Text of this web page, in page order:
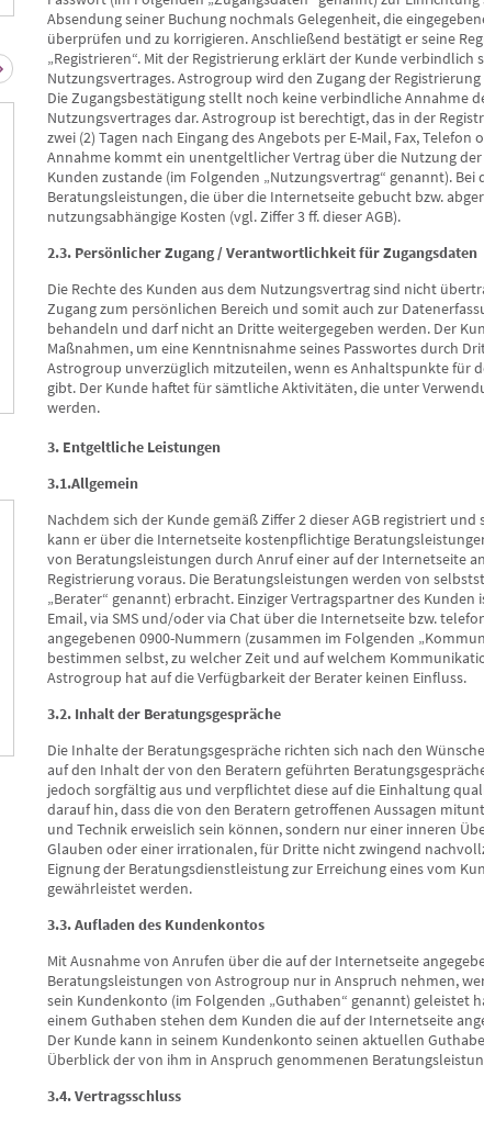
Mia M
PIN: 940
Bewertungen: 409
Anrufen
Immer ein Erfolg mit ihr zu reden,
fragen. Tut einfach nur so gut, egal
um was es geht. Fragte wegen einer
Fahrt und jetzt habe kein schlechtes
Gewissen mehr und ist leichter jetzt.
Nebenbei wurde Genick, Schulter
gerichtet und noch mehr. Kann Sie
nur von ganzem Herzen weiter
Umarmung. DIE BESTE.
Seelenrose
PIN: 272
Bewertungen: 144
Anrufen
erstgespräch, ich wünsche mir das du
recht hast und ich dir ein
eingetroffen schreiben darf. Vom
Herzen ❤️ danke ☺️
Absendung seiner Buchung nochmals Gelegenheit, die
überprüfen und zu korrigieren. Anschließend bestätigt er seine
„Registrieren“. Mit der Registrierung erklärt der Kunde verbindlich
Nutzungsvertrages. Astrogroup wird den Zugang der
Die Zugangsbestätigung stellt noch keine verbindliche Annahme
Nutzungsvertrages dar. Astrogroup ist berechtigt, das in der
zwei (2) Tagen nach Eingang des Angebots per E-Mail, Fax,
Annahme kommt ein unentgeltlicher Vertrag über die Nutzung
Kunden zustande (im Folgenden „Nutzungsvertrag“ genannt).
Beratungsleistungen, die über die Internetseite gebucht bzw.
nutzungsabhängige Kosten (vgl. Ziffer 3 ff. dieser AGB).
2.3. Persönlicher Zugang / Verantwortlichkeit für Zugangsdaten
Die Rechte des Kunden aus dem Nutzungsvertrag sind nicht
Zugang zum persönlichen Bereich und somit auch zur
behandeln und darf nicht an Dritte weitergegeben werden. Der
Maßnahmen, um eine Kenntnisnahme seines Passwortes durch
Astrogroup unverzüglich mitzuteilen, wenn es Anhaltspunkte für
gibt. Der Kunde haftet für sämtliche Aktivitäten, die unter
werden.
3. Entgeltliche Leistungen
3.1.Allgemein
Nachdem sich der Kunde gemäß Ziffer 2 dieser AGB registriert
kann er über die Internetseite kostenpflichtige
von Beratungsleistungen durch Anruf einer auf der Internetseite
Registrierung voraus. Die Beratungsleistungen werden von
„Berater“ genannt) erbracht. Einziger Vertragspartner des
Email, via SMS und/oder via Chat über die Internetseite bzw.
angegebenen 0900-Nummern (zusammen im Folgenden
bestimmen selbst, zu welcher Zeit und auf welchem
Astrogroup hat auf die Verfügbarkeit der Berater keinen Einfluss.
3.2. Inhalt der Beratungsgespräche
Die Inhalte der Beratungsgespräche richten sich nach den
auf den Inhalt der von den Beratern geführten
jedoch sorgfältig aus und verpflichtet diese auf die Einhaltung
darauf hin, dass die von den Beratern getroffenen Aussagen
und Technik erweislich sein können, sondern nur einer inneren
Glauben oder einer irrationalen, für Dritte nicht zwingend
Eignung der Beratungsdienstleistung zur Erreichung eines vom
gewährleistet werden.
3.3. Aufladen des Kundenkontos
Mit Ausnahme von Anrufen über die auf der Internetseite
Beratungsleistungen von Astrogroup nur in Anspruch nehmen,
sein Kundenkonto (im Folgenden „Guthaben“ genannt) geleistet
einem Guthaben stehen dem Kunden die auf der Internetseite
Der Kunde kann in seinem Kundenkonto seinen aktuellen
Überblick der von ihm in Anspruch genommenen
3.4. Vertragsschluss